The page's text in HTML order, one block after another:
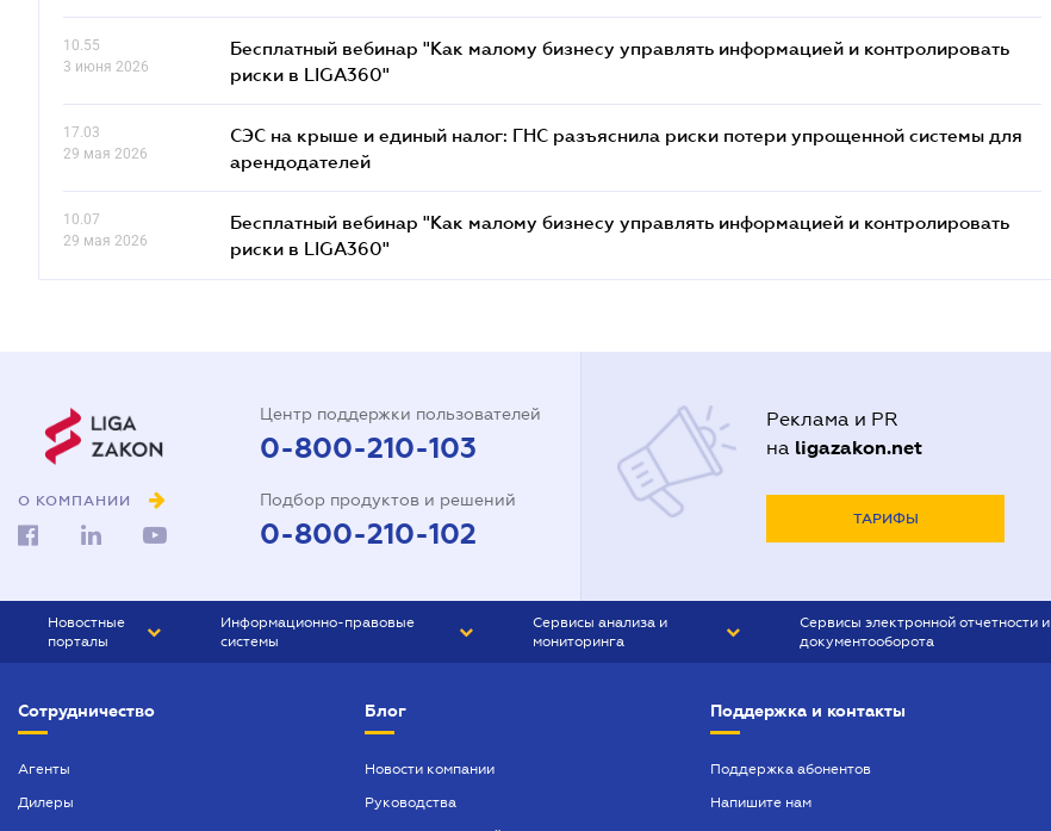
10.55
3 июня 2026
Бесплатный вебинар "Как малому бизнесу управлять информацией и контролировать
риски в LIGA360"
17.03
29 мая 2026
СЭС на крыше и единый налог: ГНС разъяснила риски потери упрощенной системы для
арендодателей
10.07
29 мая 2026
Бесплатный вебинар "Как малому бизнесу управлять информацией и контролировать
риски в LIGA360"
О КОМПАНИИ
Центр поддержки пользователей
0-800-210-103
Подбор продуктов и решений
0-800-210-102
Реклама и PR
на ligazakon.net
ТАРИФЫ
Новостные
порталы
БИЗНЕС
Информационно-правовые
системы
БУХГАЛТЕР ПРОФ
Сервисы анализа и
мониторинга
Сервисы электронной отчетности и
документооборота
Сотрудничество
Агенты
Дилеры
Блог
Новости компании
Руководства
Поддержка и контакты
Поддержка абонентов
Напишите нам